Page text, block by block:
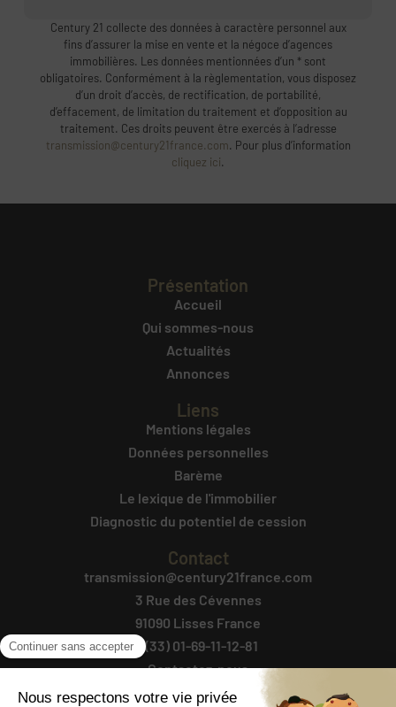
Century 21 collecte des données à caractère personnel aux
fins d’assurer la mise en vente et la négoce d’agences
immobilières. Les données mentionnées d’un * sont
obligatoires. Conformément à la règlementation, vous disposez
d’un droit d’accès, de rectification, de portabilité,
d’effacement, de limitation du traitement et d’opposition au
traitement. Ces droits peuvent être exercés à l’adresse
transmission@century21france.com. Pour plus d’information
cliquez ici.
Présentation
Accueil
Qui sommes-nous
Actualités
Annonces
Liens
Mentions légales
Données personnelles
Barème
Le lexique de l'immobilier
Diagnostic du potentiel de cession
Contact
transmission@century21france.com
3 Rue des Cévennes
91090 Lisses France
+(33) 01-69-11-12-81
Contactez-nous